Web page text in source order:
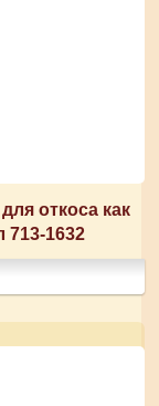
откоса как
713-1632